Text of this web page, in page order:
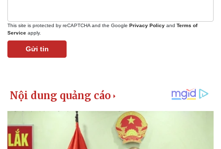
This site is protected by reCAPTCHA and the Google Privacy Policy and Terms of
Service apply.
Gửi tin